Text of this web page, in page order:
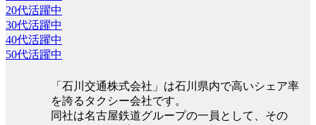
20代活躍中
30代活躍中
40代活躍中
50代活躍中
「石川交通株式会社」は石川県内で高いシェア率
を誇るタクシー会社です。
同社は名古屋鉄道グループの一員として、その